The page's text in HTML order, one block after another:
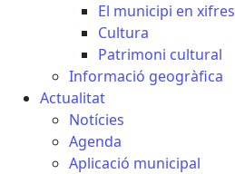
El municipi en xifres
Cultura
Patrimoni cultural
Informació geogràfica
Actualitat
Notícies
Agenda
Aplicació municipal